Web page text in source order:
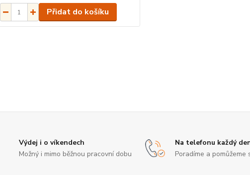
Přidat do košíku
Výdej i o víkendech
Možný i mimo běžnou pracovní dobu
Na telefonu každý
Poradíme a pomůžeme